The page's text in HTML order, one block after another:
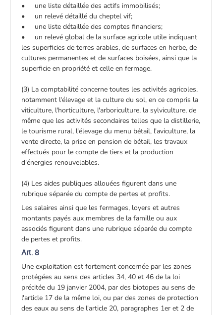
• une liste détaillée des actifs immobilisés;
• un relevé détaillé du cheptel vif;
• une liste détaillée des comptes financiers;
• un relevé global de la surface agricole utile indiquant
les superficies de terres arables, de surfaces en herbe, de
cultures permanentes et de surfaces boisées, ainsi que la
superficie en propriété et celle en fermage.
(3) La comptabilité concerne toutes les activités agricoles,
notamment l'élevage et la culture du sol, en ce compris la
viticulture, l'horticulture, l'arboriculture, la sylviculture, de
même que les activités secondaires telles que la distillerie,
le tourisme rural, l'élevage du menu bétail, l'aviculture, la
vente directe, la prise en pension de bétail, les travaux
effectués pour le compte de tiers et la production
d'énergies renouvelables.
(4) Les aides publiques allouées figurent dans une
rubrique séparée du compte de pertes et profits.
Les salaires ainsi que les fermages, loyers et autres
montants payés aux membres de la famille ou aux
associés figurent dans une rubrique séparée du compte
de pertes et profits.
Art. 8
Une exploitation est fortement concernée par les zones
protégées au sens des articles 34, 40 et 46 de la loi
précitée du 19 janvier 2004, par des biotopes au sens de
l'article 17 de la même loi, ou par des zones de protection
des eaux au sens de l'article 20, paragraphes 1er et 2 de